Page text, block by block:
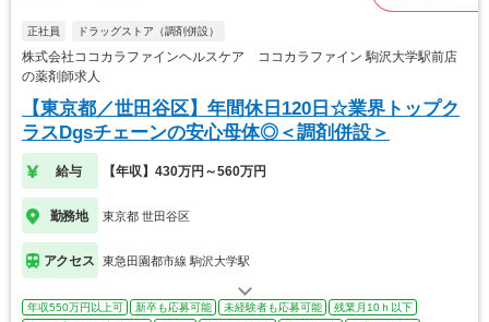
正社員 ドラッグストア（調剤併設）
株式会社ココカラファインヘルスケア ココカラファイン 駒沢大学駅前店
の薬剤師求人
【東京都／世田谷区】年間休日120日☆業界トップク
ラスDgsチェーンの安心母体◎＜調剤併設＞
給与 【年収】430万円～560万円
勤務地 東京都 世田谷区
アクセス 東急田園都市線 駒沢大学駅
年収550万円以上可 新卒も応募可能 未経験者も応募可能
残業月10ｈ以下